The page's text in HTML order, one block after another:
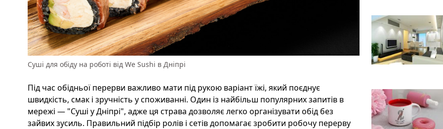
Суші для обіду на роботі від We Sushi в Дніпрі
Під час обідньої перерви важливо мати під рукою варіант їжі, який поєднує
швидкість, смак і зручність у споживанні. Один із найбільш популярних запитів в
мережі — "Суші у Дніпрі", адже ця страва дозволяє легко організувати обід без
зайвих зусиль. Правильний підбір ролів і сетів допомагає зробити робочу перерву